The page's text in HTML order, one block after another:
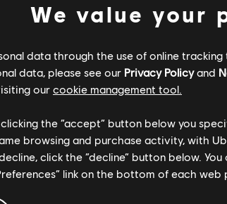
もっと
We value your
data through the use of online
data, please see our Privacy Policyand
our cookie management tool.
the “accept” button below you
browsing and purchase activity, with
click the “decline” button below.
link on the bottom of each web